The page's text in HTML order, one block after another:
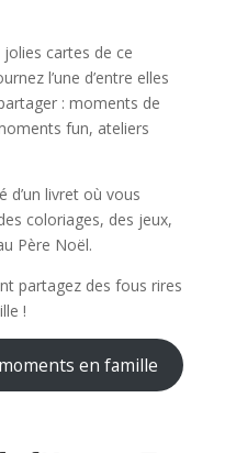
cartes de ce
l’une d’entre elles
: moments de
fun, ateliers
d’un livret où vous
coloriages, des jeux,
Père Noël.
partagez des fous rires
!
en famille